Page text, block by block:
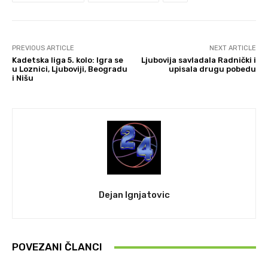
PREVIOUS ARTICLE
Kadetska liga 5. kolo: Igra se
u Loznici, Ljuboviji, Beogradu
i Nišu
NEXT ARTICLE
Ljubovija savladala Radnički i
upisala drugu pobedu
Dejan Ignjatovic
POVEZANI ČLANCI